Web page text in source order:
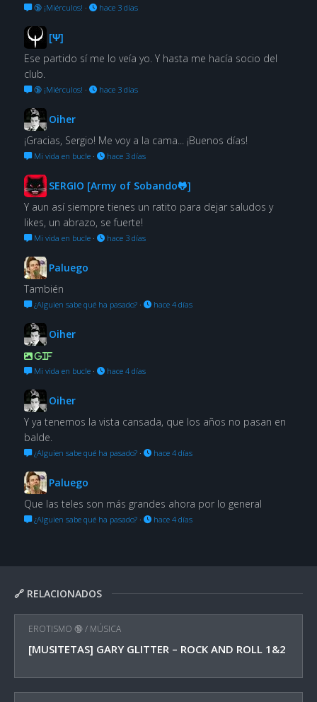
🔗 RELACIONADOS
EROTISMO 🔞/ MÚSICA
[MUSITETAS] GARY GLITTER – ROCK AND ROLL 1&2
🔞 ¡Miérculos! · hace 3 días
[Ψ]
Ese partido sí me lo veía yo. Y hasta me hacía socio del
club.
🔞 ¡Miérculos! · hace 3 días
Oiher
¡Gracias, Sergio! Me voy a la cama... ¡Buenos días!
Mi vida en bucle· hace 3 días
SERGIO [Army of Sobando🐸]
Y aun así siempre tienes un ratito para dejar saludos y
likes, un abrazo, se fuerte!
Mi vida en bucle· hace 3 días
Paluego
También
¿Alguien sabe qué ha pasado?· hace 4 días
Oiher
GIF
Mi vida en bucle· hace 4 días
Oiher
Y ya tenemos la vista cansada, que los años no pasan en
balde.
¿Alguien sabe qué ha pasado?· hace 4 días
Paluego
Que las teles son más grandes ahora por lo general
¿Alguien sabe qué ha pasado?· hace 4 días